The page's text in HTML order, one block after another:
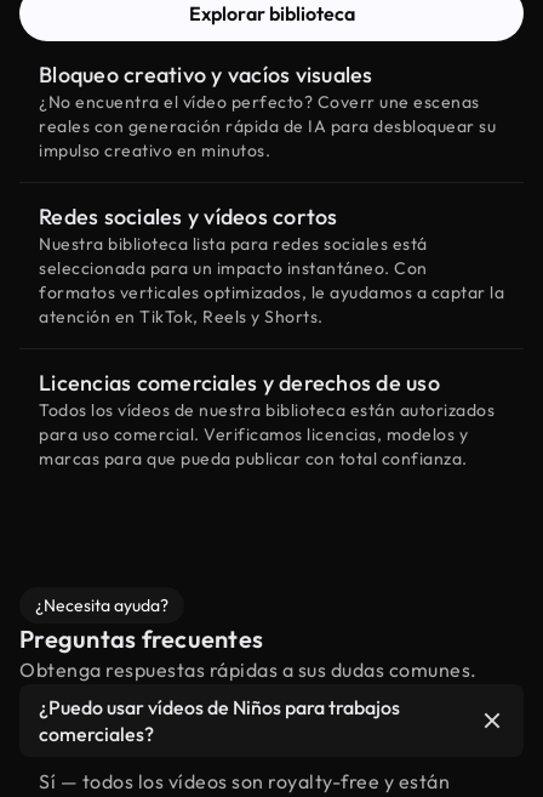
Explorar biblioteca
Bloqueo creativo y vacíos visuales
¿No encuentra el vídeo perfecto? Coverr une escenas
reales con generación rápida de IA para desbloquear su
impulso creativo en minutos.
Redes sociales y vídeos cortos
Nuestra biblioteca lista para redes sociales está
seleccionada para un impacto instantáneo. Con
formatos verticales optimizados, le ayudamos a captar la
atención en TikTok, Reels y Shorts.
Licencias comerciales y derechos de uso
Todos los vídeos de nuestra biblioteca están autorizados
para uso comercial. Verificamos licencias, modelos y
marcas para que pueda publicar con total confianza.
¿Necesita ayuda?
Preguntas frecuentes
Obtenga respuestas rápidas a sus dudas comunes.
¿Puedo usar vídeos de Niños para trabajos
comerciales?
Sí — todos los vídeos son royalty-free y están